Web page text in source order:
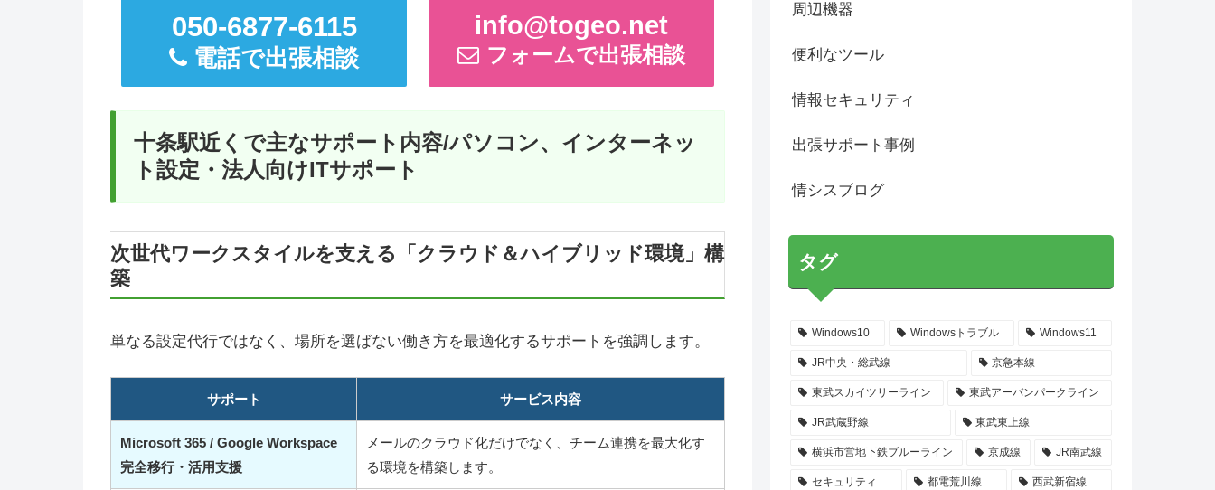
050-6877-6115
電話で出張相談
info@togeo.net
フォームで出張相談
十条駅近くで主なサポート内容/パソコン、インターネッ
ト設定・法人向けITサポート
次世代ワークスタイルを支える「クラウド＆ハイブリッド環境」構
築
単なる設定代行ではなく、場所を選ばない働き方を最適化するサポートを強調します。
サポート サービス内容
Microsoft 365 / Google Workspace
完全移行・活用支援
メールのクラウド化だけでなく、チーム連携を最大化す
る環境を構築します。
周辺機器
便利なツール
情報セキュリティ
出張サポート事例
情シスブログ
タグ
Windows10 Windowsトラブル Windows11
JR中央・総武線 京急本線
東武スカイツリーライン 東武アーバンパークライン
JR武蔵野線 東武東上線
横浜市営地下鉄ブルーライン 京成線 JR南武線
セキュリティ 都電荒川線 西武新宿線